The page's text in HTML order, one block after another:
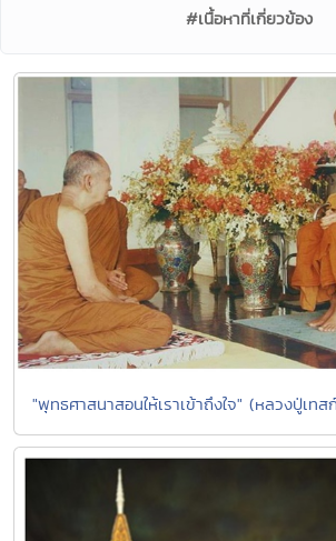
#เนื้อหาที่เกี่ยวข้อง
"พุทธศาสนาสอนให้เราเข้าถึงใจ" (หลวงปู่เทส